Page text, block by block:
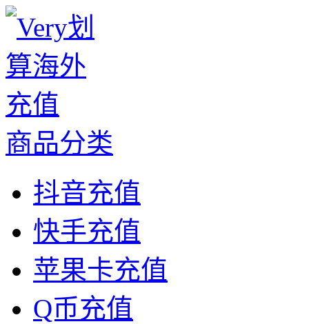
商品分类
抖音充值
快手充值
苹果卡充值
Q币充值